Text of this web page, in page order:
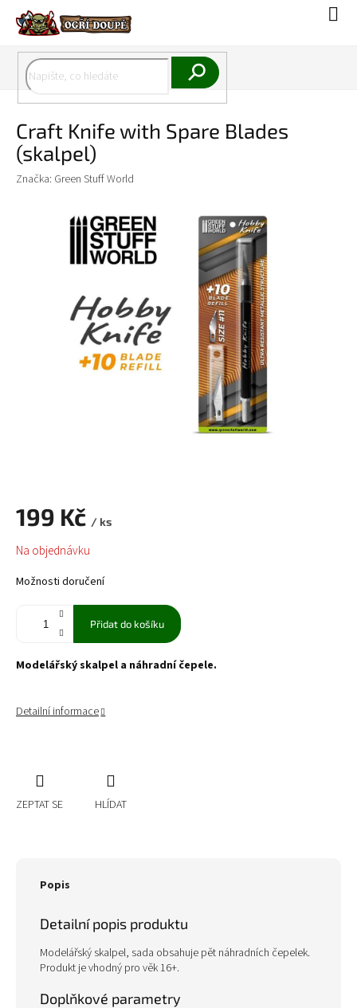
obsah
Craft Knife with Spare Blades
(skalpel)
Značka: Green Stuff World
199 Kč / ks
Měrná
cena:
Na objednávku
Možnosti doručení
Přidat do košíku
Modelářský skalpel a náhradní čepele.
Detailní informace
ZEPTAT SE HLÍDAT
Popis
Detailní popis produktu
Modelářský skalpel, sada obsahuje pět náhradních čepelek.
Produkt je vhodný pro věk 16+.
Doplňkové parametry